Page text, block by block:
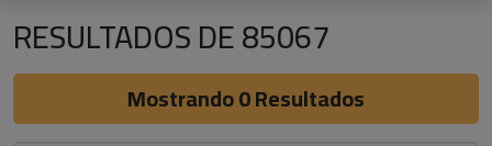
RESULTADOS DE 85067
Mostrando 0 Resultados